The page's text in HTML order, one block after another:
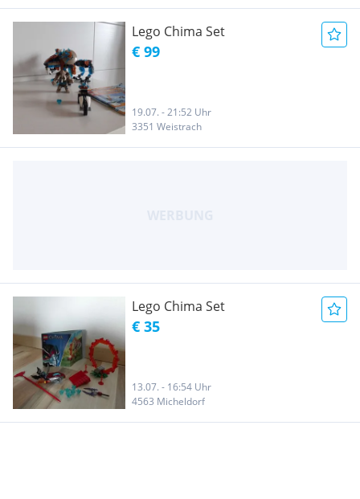
Lego Chima Set
€ 99
19.07. - 21:52 Uhr
3351 Weistrach
Lego Chima Set
€ 35
13.07. - 16:54 Uhr
4563 Micheldorf